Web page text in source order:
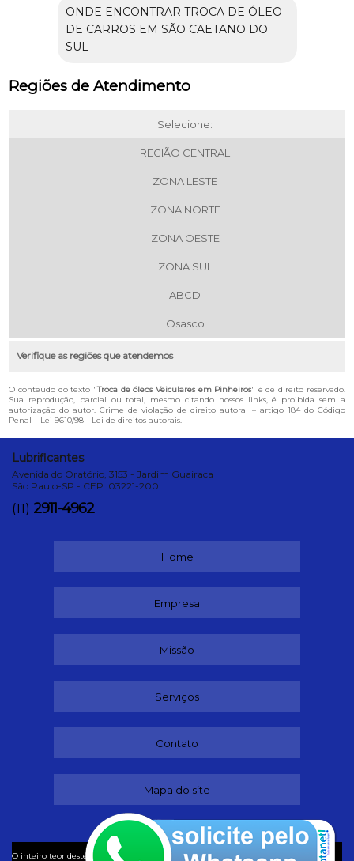
ONDE ENCONTRAR TROCA DE ÓLEO
DE CARROS EM SÃO CAETANO DO
SUL
Regiões de Atendimento
Selecione:
REGIÃO CENTRAL
ZONA LESTE
ZONA NORTE
ZONA OESTE
ZONA SUL
ABCD
Osasco
Verifique as regiões que atendemos
O conteúdo do texto "Troca de óleos Veiculares em Pinheiros" é de direito reservado.
Sua reprodução, parcial ou total, mesmo citando nossos links, é proibida sem a
autorização do autor. Crime de violação de direito autoral – artigo 184 do Código
Penal – Lei 9610/98 - Lei de direitos autorais.
Lubrificantes
Avenida do Oratório, 3153 - Jardim Guairaca
São Paulo-SP - CEP: 03221-200
(11) 2911-4962
Home
Empresa
Missão
Serviços
Contato
Mapa do site
O inteiro teor deste site está sujeito à proteção de direitos autorais. Copyright